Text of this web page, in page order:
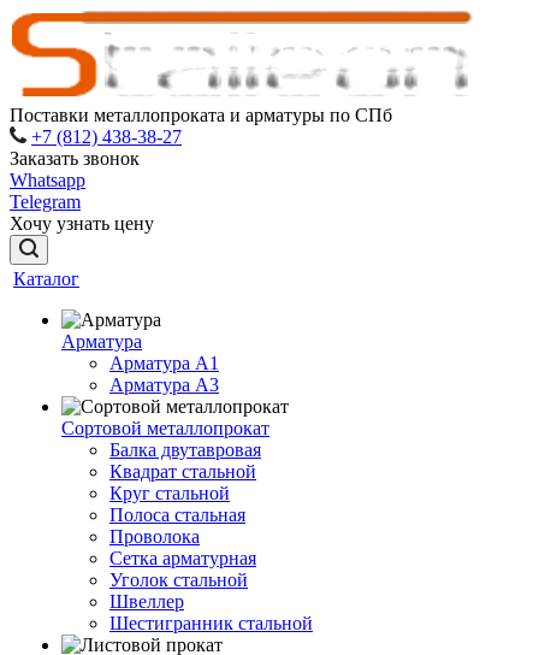
Поставки металлопроката и арматуры по СПб
+7 (812) 438-38-27
Заказать звонок
Whatsapp
Telegram
Хочу узнать цену
Каталог
Арматура
Арматура A1
Арматура А3
Сортовой металлопрокат
Балка двутавровая
Квадрат стальной
Круг стальной
Полоса стальная
Проволока
Сетка арматурная
Уголок стальной
Швеллер
Шестигранник стальной